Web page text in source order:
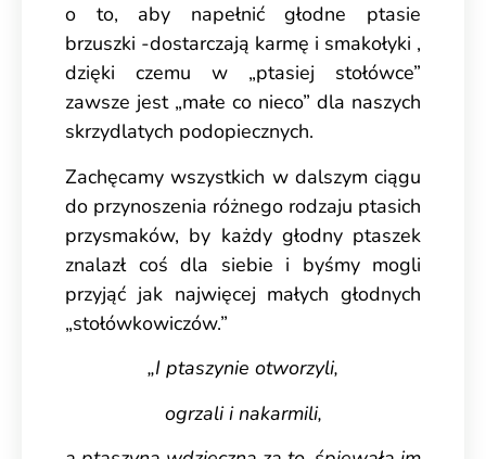
o to, aby napełnić głodne ptasie
brzuszki -dostarczają karmę i smakołyki ,
dzięki czemu w „ptasiej stołówce”
zawsze jest „małe co nieco” dla naszych
skrzydlatych podopiecznych.
Zachęcamy wszystkich w dalszym ciągu
do przynoszenia różnego rodzaju ptasich
przysmaków, by każdy głodny ptaszek
znalazł coś dla siebie i byśmy mogli
przyjąć jak najwięcej małych głodnych
„stołówkowiczów.”
„I ptaszynie otworzyli,
ogrzali i nakarmili,